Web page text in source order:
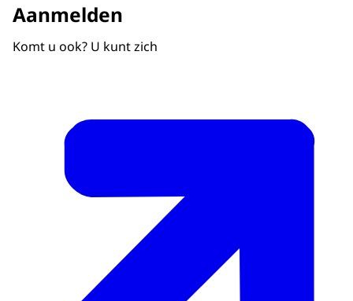
Aanmelden
Komt u ook? U kunt zich